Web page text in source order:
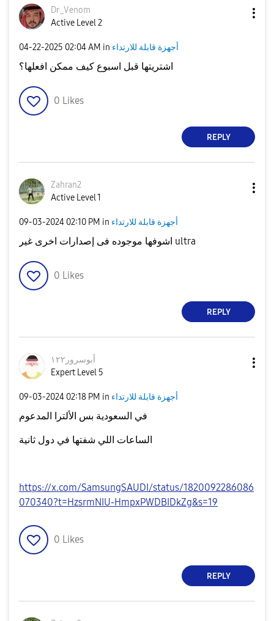
Dr_Venom
Active Level 2
‎04-22-2025 02:04 AM in أجهزة قابلة للارتداء
اشتريتها قبل اسبوع كيف ممكن افعلها؟
0 Likes
REPLY
Zahran2
Active Level 1
‎09-03-2024 02:10 PM in أجهزة قابلة للارتداء
اشوفها موجوده فى إصدارات اخرى غير ultra
0 Likes
REPLY
أبوسرور١٢٢
Expert Level 5
‎09-03-2024 02:18 PM in أجهزة قابلة للارتداء
في السعودية بس الألترا المدعوم
https://x.com/SamsungSAUDI/status/1820092286086
070340?t=HzsrmNIU-HmpxPWDBIDkZg&s=19
0 Likes
REPLY